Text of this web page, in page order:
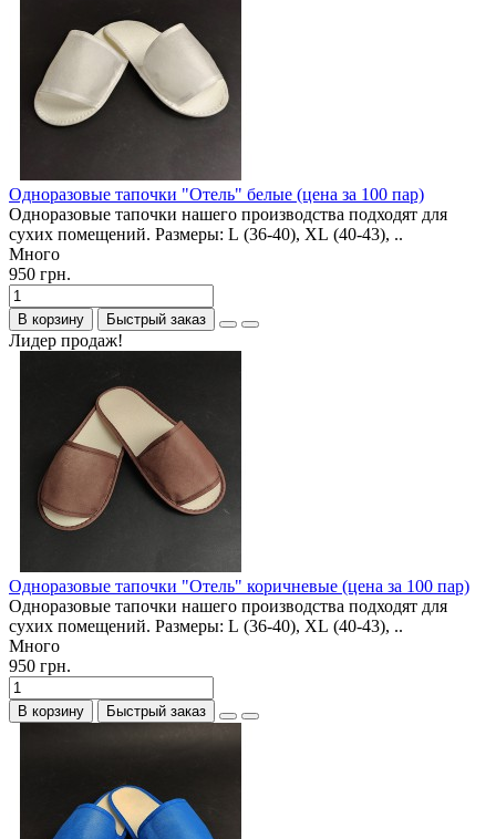
Одноразовые тапочки "Отель" белые (цена за 100 пар)
Одноразовые тапочки нашего производства подходят для
сухих помещений. Размеры: L (36-40), XL (40-43), ..
Много
950 грн.
В корзину Быстрый заказ
Лидер продаж!
Одноразовые тапочки "Отель" коричневые (цена за 100 пар)
Одноразовые тапочки нашего производства подходят для
сухих помещений. Размеры: L (36-40), XL (40-43), ..
Много
950 грн.
В корзину Быстрый заказ